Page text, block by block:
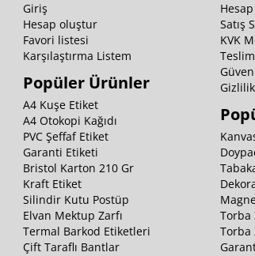
Giriş
Hesap oluştur
Favori listesi
Karşılaştırma Listem
Popüler Ürünler
A4 Kuşe Etiket
A4 Otokopi Kağıdı
PVC Şeffaf Etiket
Garanti Etiketi
Bristol Karton 210 Gr
Kraft Etiket
Silindir Kutu Postüp
Elvan Mektup Zarfı
Termal Barkod Etiketleri
Çift Taraflı Bantlar
Satış
KVK
Gizlilik
Torba
Torba